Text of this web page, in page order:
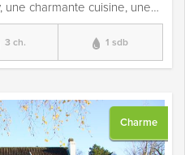
une charmante cuisine, une…
3 ch. 1 sdb
Charme